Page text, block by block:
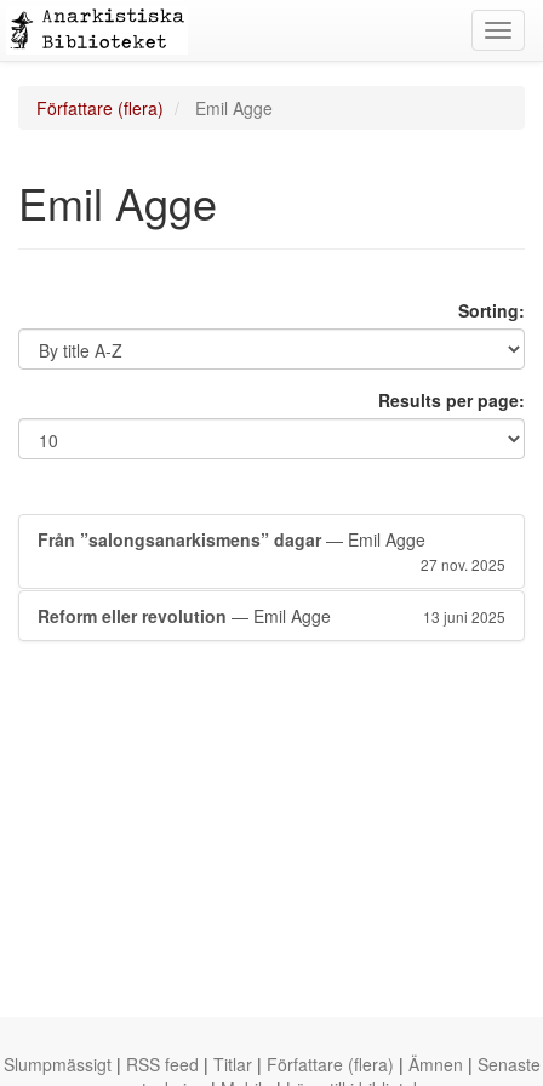
Författare (flera) Emil Agge
Emil Agge
Sorting:
Results per page:
Från ”salongsanarkismens” dagar— Emil Agge
27 nov. 2025
Reform eller revolution — Emil Agge 13 juni 2025
Slumpmässigt | RSS feed | Titlar | Författare (flera) | Ämnen | Senaste